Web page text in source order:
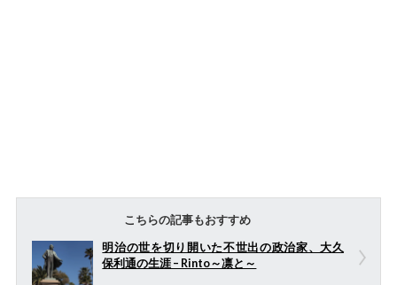
こちらの記事もおすすめ
明治の世を切り開いた不世出の政治家、大久
保利通の生涯 – Rinto～凛と～